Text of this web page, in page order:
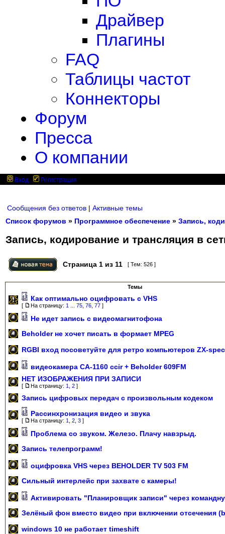
Драйвер
Плагины
FAQ
Таблицы частот
Коннекторы
Форум
Пресса
О компании
Вход Регистрация
Сообщения без ответов | Активные темы
Список форумов » Программное обеспечение » Запись,
Запись, кодирование и трансляция в
Страница 1 из 11 [ Тем: 526 ]
Темы
Как оптимально оцифровать с VHS
[ На страницу: 1 75 76 77 ]
Не идет запись с видеомагнитофона
Beholder не хочет писать в формает MPEG
RGBI вход посоветуйте для ретро компьютеров ZX-
видеокамера CA-1160 ccir + Beholder 609FM
НЕТ ИЗОБРАЖЕНИЯ ПРИ ЗАПИСИ
[ На страницу: 1 2 ]
Запись цифровых передач с произвольным кодеком
Рассинхронизация видео и звука
[ На страницу: 1 2 3 ]
Проблема со звуком. Железо. Плачу навзрыд.
Запись телепрограмм!
оцифровка VHS через BEHOLDER TV 503 FM
Сильный интерлейс при захвате с камеры!
Активировать "Планировщик записи" через
Зелёный фон вместо видео при включении отсечения
windows 10 не работает timeshift